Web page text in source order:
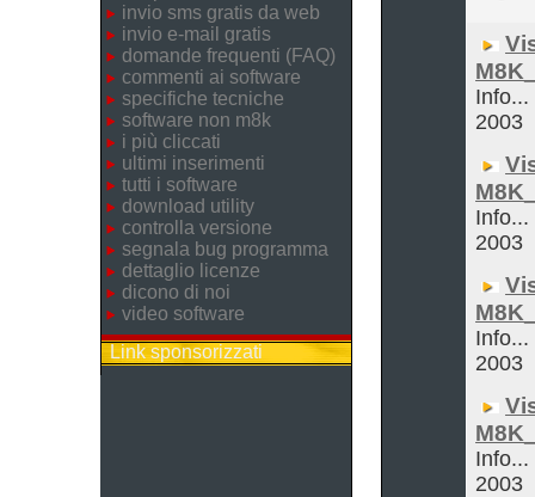
invio sms gratis da web
invio e-mail gratis
domande frequenti (FAQ)
commenti ai software
specifiche tecniche
software non m8k
i più cliccati
ultimi inserimenti
tutti i software
download utility
controlla versione
segnala bug programma
dettaglio licenze
dicono di noi
video software
Link sponsorizzati
Info...
2003
Info...
2003
Info...
2003
Info...
2003